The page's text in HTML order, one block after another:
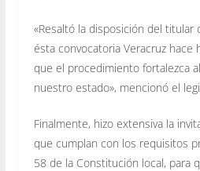
«Resaltó la disposición del titular
ésta convocatoria Veracruz hace
que el procedimiento fortalezca
nuestro estado», mencionó el
Finalmente, hizo extensiva la
que cumplan con los requisitos
58 de la Constitución local, para